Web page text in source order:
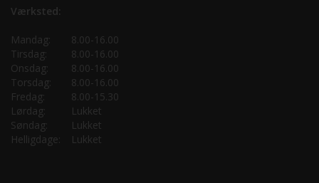
Værksted:
Mandag:
8.00-16.00
Tirsdag:
8.00-16.00
Onsdag:
8.00-16.00
Torsdag:
8.00-16.00
Fredag:
8.00-15.30
Lørdag:
Lukket
Søndag:
Lukket
Helligdage:
Lukket